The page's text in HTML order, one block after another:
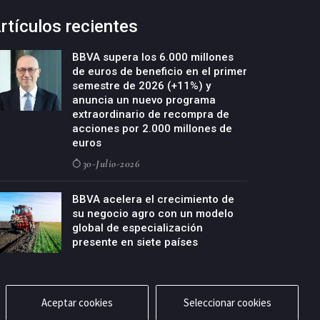
recientes
BBVA supera los 6.000 millones
de euros de beneficio en el primer
semestre de 2026 (+11%) y
anuncia un nuevo programa
extraordinario de recompra de
acciones por 2.000 millones de
euros
30-Julio-2026
BBVA acelera el crecimiento de
su negocio agro con un modelo
global de especialización
presente en siete países
Aceptar cookies Seleccionar cookies